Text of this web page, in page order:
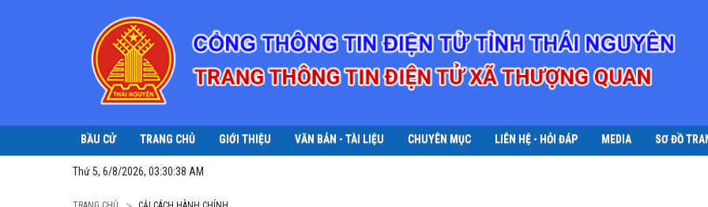
BẦU CỬ TRANG CHỦ GIỚI THIỆU VĂN BẢN - TÀI LIỆU CHUYÊN MỤC LIÊN HỆ - HỎI ĐÁP MEDIA SƠ ĐỒ
Thứ 5, 6/8/2026, 03:30:39 AM